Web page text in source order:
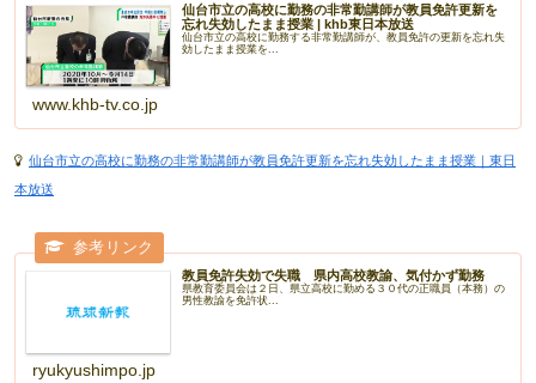
仙台市立の高校に勤務の非常勤講師が教員免許更新を
忘れ失効したまま授業 | khb東日本放送
仙台市立の高校に勤務する非常勤講師が、教員免許の更新を忘れ失
効したまま授業を...
www.khb-tv.co.jp
仙台市立の高校に勤務の非常勤講師が教員免許更新を忘れ失効したまま授業｜東日
本放送
教員免許失効で失職 県内高校教諭、気付かず勤務
県教育委員会は２日、県立高校に勤める３０代の正職員（本務）の
男性教諭を免許状...
ryukyushimpo.jp